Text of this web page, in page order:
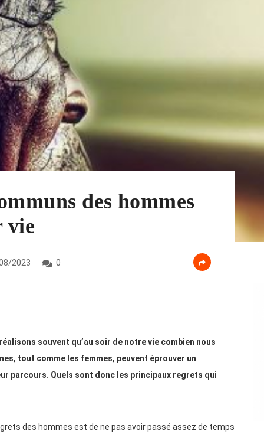
des hommes
vie
2023 0
souvent qu’au soir de notre vie combien nous
tout comme les femmes, peuvent éprouver un
parcours. Quels sont donc les principaux regrets qui
des hommes est de ne pas avoir passé assez de temps